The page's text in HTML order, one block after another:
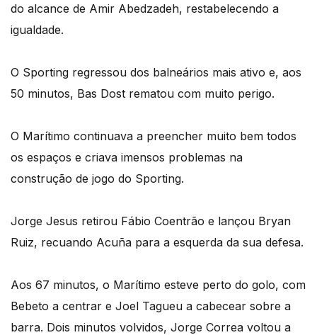
do alcance de Amir Abedzadeh, restabelecendo a
igualdade.
O Sporting regressou dos balneários mais ativo e, aos
50 minutos, Bas Dost rematou com muito perigo.
O Marítimo continuava a preencher muito bem todos
os espaços e criava imensos problemas na
construção de jogo do Sporting.
Jorge Jesus retirou Fábio Coentrão e lançou Bryan
Ruiz, recuando Acuña para a esquerda da sua defesa.
Aos 67 minutos, o Marítimo esteve perto do golo, com
Bebeto a centrar e Joel Tagueu a cabecear sobre a
barra. Dois minutos volvidos, Jorge Correa voltou a